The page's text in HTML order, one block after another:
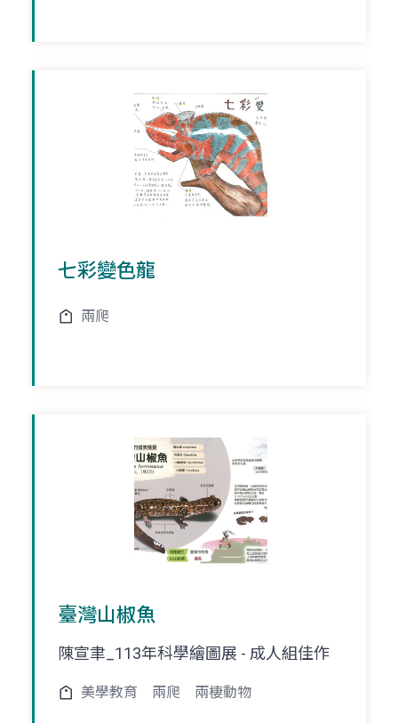
七彩變色龍
兩爬
臺灣山椒魚
陳宣聿_113年科學繪圖展 - 成人組佳作
美學教育 兩爬 兩棲動物